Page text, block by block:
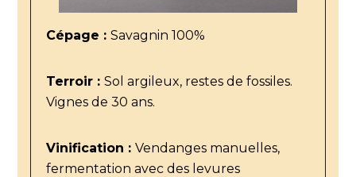
Cépage : Savagnin 100%
Terroir : Sol argileux, restes de fossiles.
Vignes de 30 ans.
Vinification : Vendanges manuelles,
fermentation avec des levures